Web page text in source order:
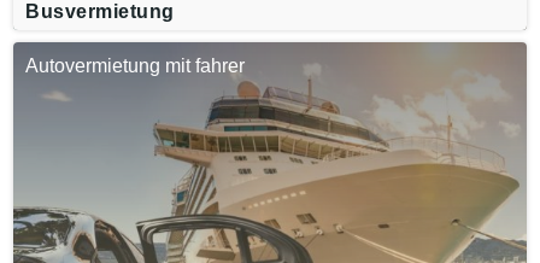
Busvermietung
Autovermietung mit fahrer